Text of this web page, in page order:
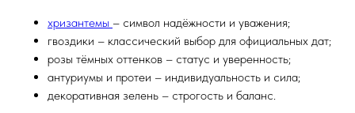
хризантемы – символ надёжности и уважения;
гвоздики – классический выбор для официальных дат;
розы тёмных оттенков – статус и уверенность;
антуриумы и протеи – индивидуальность и сила;
декоративная зелень – строгость и баланс.